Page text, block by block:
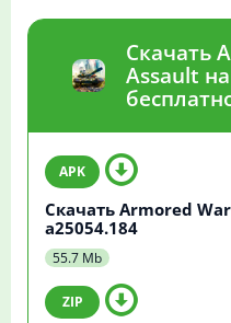
Скачать
Assault
Скачать Armored
a25054.184
55.7 Mb